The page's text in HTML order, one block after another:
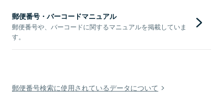
郵便番号・バーコードマニュアル
郵便番号や、バーコードに関するマニュアルを掲載していま
す。
郵便番号検索に使用されているデータについて